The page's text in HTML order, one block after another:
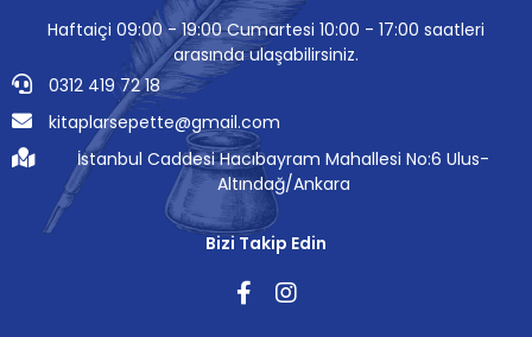
Haftaiçi 09:00 - 19:00 Cumartesi 10:00 - 17:00 saatleri
arasında ulaşabilirsiniz.
0312 419 72 18
kitaplarsepette@gmail.com
İstanbul Caddesi Hacıbayram Mahallesi No:6 Ulus-
Altındağ/Ankara
Bizi Takip Edin